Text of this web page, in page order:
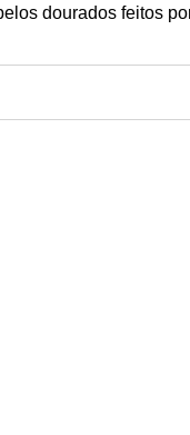
dourados feitos